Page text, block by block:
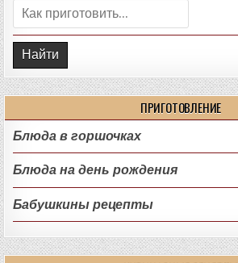
Поиск:
ПРИГОТОВЛЕНИЕ
Блюда в горшочках
Блюда на день рождения
Бабушкины рецепты